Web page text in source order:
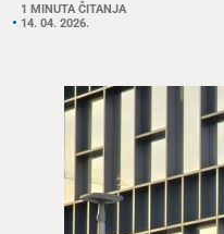
1 MINUTA ČITANJA
14. 04. 2026.